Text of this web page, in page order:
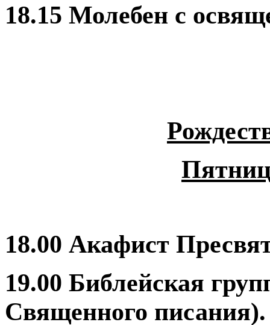
18.15 Молебен с
18.00 Акафист
19.00 Библейская
Священного писания).